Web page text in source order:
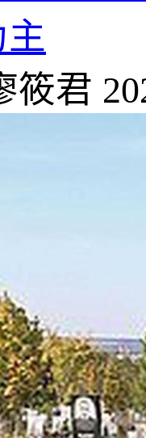
筱君